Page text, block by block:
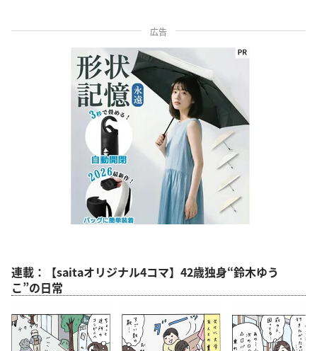
広告
連載：【saitaオリジナル4コマ】42歳独身“鈴木ゆう
こ”の日常